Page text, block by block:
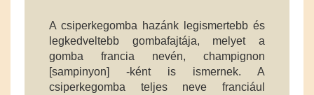
A csiperkegomba hazánk legismertebb és
legkedveltebb gombafajtája, melyet a
gomba francia nevén, champignon
[sampinyon] -ként is ismernek. A
csiperkegomba teljes neve franciául